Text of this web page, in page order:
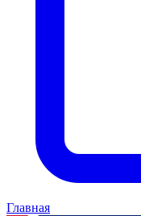
Главная